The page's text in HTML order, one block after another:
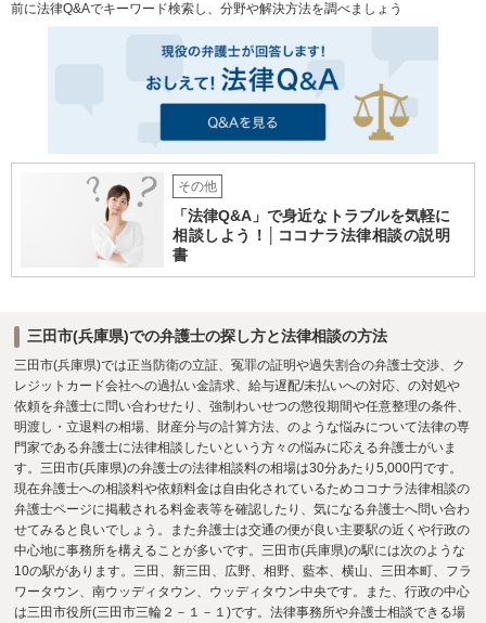
前に法律Q&Aでキーワード検索し、分野や解決方法を調べましょう
その他
「法律Q&A」で身近なトラブルを気軽に
相談しよう！│ココナラ法律相談の説明
書
三田市(兵庫県)での弁護士の探し方と法律相談の方法
三田市(兵庫県)では正当防衛の立証、冤罪の証明や過失割合の弁護士交渉、ク
レジットカード会社への過払い金請求、給与遅配/未払いへの対応、の対処や
依頼を弁護士に問い合わせたり、強制わいせつの懲役期間や任意整理の条件、
明渡し・立退料の相場、財産分与の計算方法、のような悩みについて法律の専
門家である弁護士に法律相談したいという方々の悩みに応える弁護士がいま
す。三田市(兵庫県)の弁護士の法律相談料の相場は30分あたり5,000円です。
現在弁護士への相談料や依頼料金は自由化されているためココナラ法律相談の
弁護士ページに掲載される料金表等を確認したり、気になる弁護士へ問い合わ
せてみると良いでしょう。また弁護士は交通の便が良い主要駅の近くや行政の
中心地に事務所を構えることが多いです。三田市(兵庫県)の駅には次のような
10の駅があります。三田、新三田、広野、相野、藍本、横山、三田本町、フラ
ワータウン、南ウッディタウン、ウッディタウン中央です。また、行政の中心
は三田市役所(三田市三輪２－１－１)です。法律事務所や弁護士相談できる場